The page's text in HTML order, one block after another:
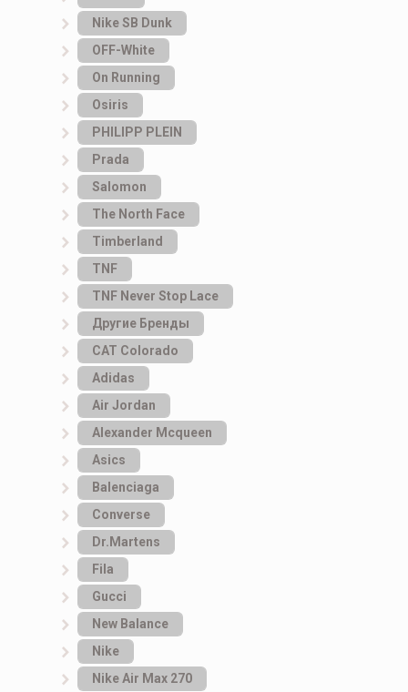
Nike SB Dunk
OFF-White
On Running
Osiris
PHILIPP PLEIN
Prada
Salomon
The North Face
Timberland
TNF
TNF Never Stop Lace
Другие Бренды
САТ Colorado
Adidas
Air Jordan
Alexander Mcqueen
Asics
Balenciaga
Converse
Dr.Martens
Fila
Gucci
New Balance
Nike
Nike Air Max 270